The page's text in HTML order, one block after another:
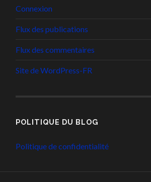
Connexion
Flux des publications
Flux des commentaires
Site de WordPress-FR
POLITIQUE DU BLOG
Politique de confidentialité